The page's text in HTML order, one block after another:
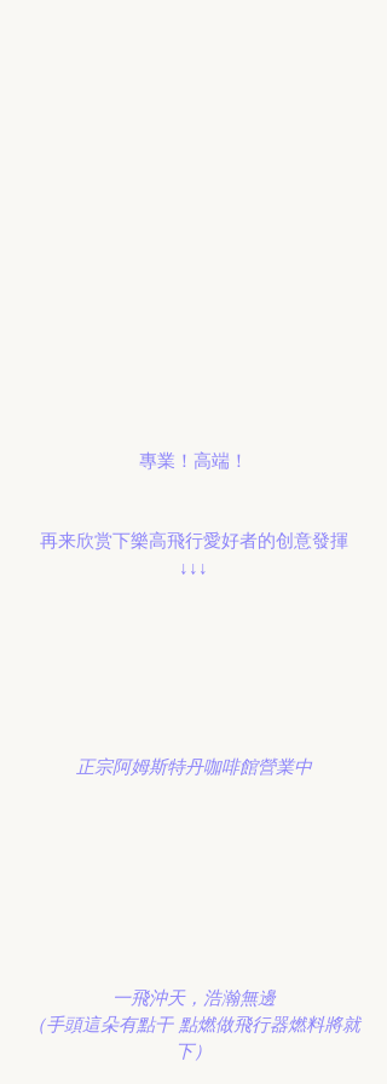
專業！高端！
再来欣赏下樂高飛行愛好者的创意發揮
↓↓↓
正宗阿姆斯特丹咖啡館營業中
一飛沖天，浩瀚無邊
（手頭這朵有點干 點燃做飛行器燃料將就
下）